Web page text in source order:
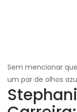
Sem mencionar
um par de olhos